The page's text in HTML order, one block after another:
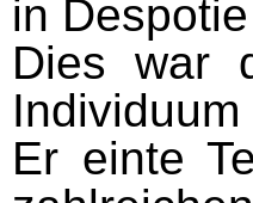
in
Dies war
Er einte